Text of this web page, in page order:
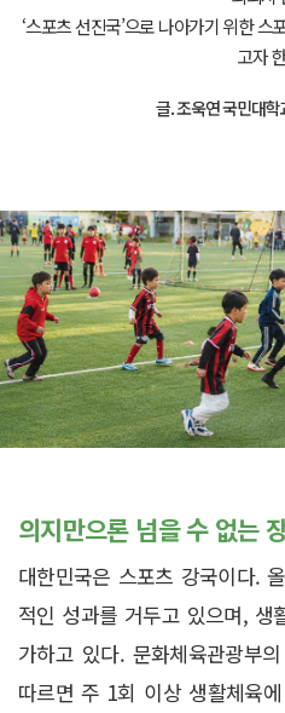
‘스포츠 선진국’으로 나아가기 위한
고자
글. 조욱연 국민대
의지만으론 넘을 수 없는
대한민국은 스포츠 강국이다.
적인 성과를 거두고 있으며, 생
가하고 있다. 문화체육관광부
따르면 주 1회 이상 생활체육